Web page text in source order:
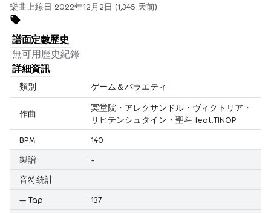
樂曲上線日 2022年12月2日 (1,345 天前)
譜面定數歷史
無可用歷史紀錄
詳細資訊
類別 ゲーム＆バラエティ
作曲
冥堂院・アレクサンドル・ヴィクトリア・
リヒテンシュタイン・聖斗 feat.TINOP
BPM
140
製譜
-
音符統計
— Tap
137